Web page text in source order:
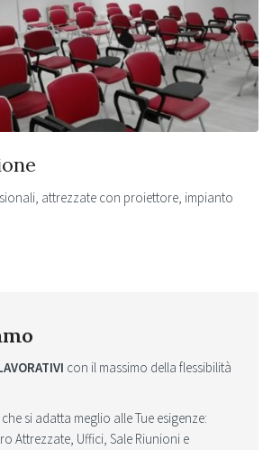
attrezzate con proiettore, impianto
con il massimo della flessibilità
si adatta meglio alle Tue esigenze:
Attrezzate, Uffici, Sale Riunioni e